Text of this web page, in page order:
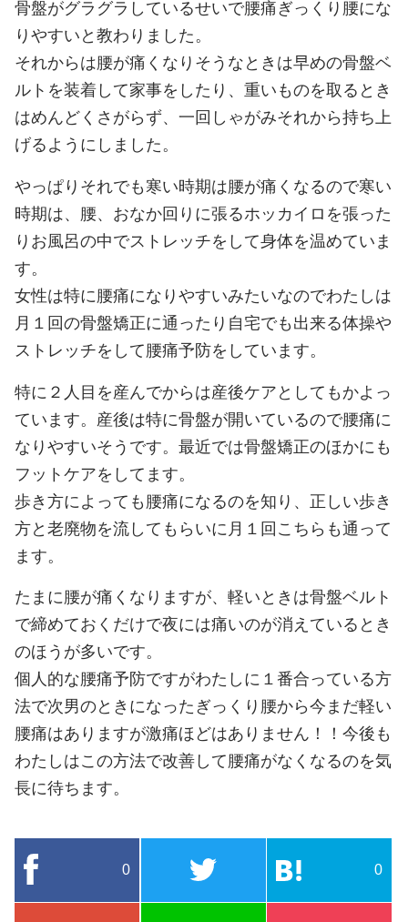
骨盤がグラグラしているせいで腰痛ぎっくり腰にな
りやすいと教わりました。
それからは腰が痛くなりそうなときは早めの骨盤ベ
ルトを装着して家事をしたり、重いものを取るとき
はめんどくさがらず、一回しゃがみそれから持ち上
げるようにしました。
やっぱりそれでも寒い時期は腰が痛くなるので寒い
時期は、腰、おなか回りに張るホッカイロを張った
りお風呂の中でストレッチをして身体を温めていま
す。
女性は特に腰痛になりやすいみたいなのでわたしは
月１回の骨盤矯正に通ったり自宅でも出来る体操や
ストレッチをして腰痛予防をしています。
特に２人目を産んでからは産後ケアとしてもかよっ
ています。産後は特に骨盤が開いているので腰痛に
なりやすいそうです。最近では骨盤矯正のほかにも
フットケアをしてます。
歩き方によっても腰痛になるのを知り、正しい歩き
方と老廃物を流してもらいに月１回こちらも通って
ます。
たまに腰が痛くなりますが、軽いときは骨盤ベルト
で締めておくだけで夜には痛いのが消えているとき
のほうが多いです。
個人的な腰痛予防ですがわたしに１番合っている方
法で次男のときになったぎっくり腰から今まだ軽い
腰痛はありますが激痛ほどはありません！！今後も
わたしはこの方法で改善して腰痛がなくなるのを気
長に待ちます。
0 0